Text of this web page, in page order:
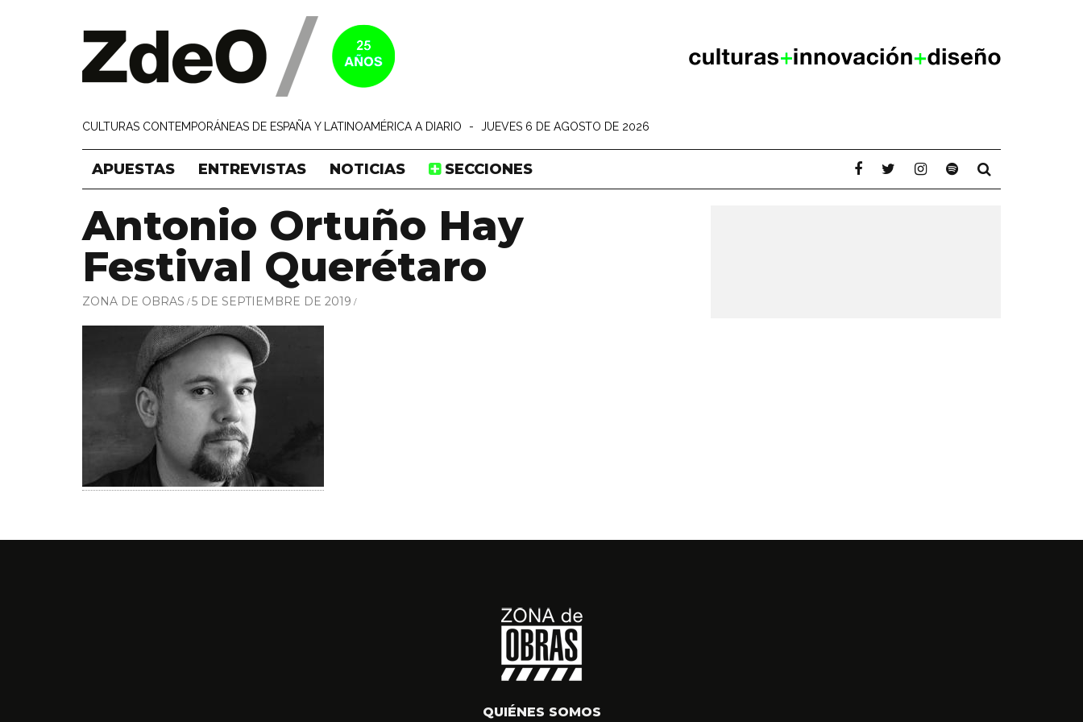
CULTURAS CONTEMPORÁNEAS DE ESPAÑA Y LATINOAMÉRICA A DIARIO - JUEVES 6 DE AGOSTO DE 2026
APUESTAS ENTREVISTAS NOTICIAS SECCIONES
Antonio Ortuño Hay
Festival Querétaro
ZONA DE OBRAS 5 DE SEPTIEMBRE DE 2019
QUIÉNES SOMOS